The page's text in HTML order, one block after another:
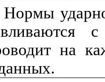
Нормы
с
на